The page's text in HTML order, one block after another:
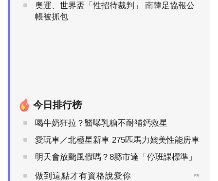
奧運、世界盃「性招待裁判」 南韓足協報公
帳被抓包
今日排行榜
喝牛奶狂拉？醫曝乳糖不耐補鈣救星
愛玩車／北極星新車 275匹馬力媲美性能房車
明天會放颱風假嗎？8縣市達「停班課標準」
做到這點才有資格說愛你 PR